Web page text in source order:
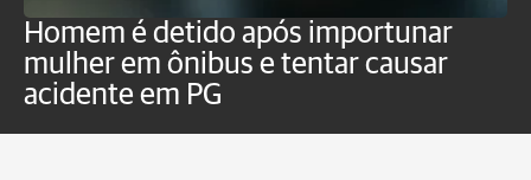
Homem é detido após importunar
mulher em ônibus e tentar causar
acidente em PG